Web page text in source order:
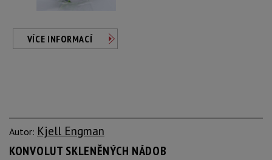
VÍCE INFORMACÍ
Autor: Kjell Engman
KONVOLUT SKLENĚNÝCH NÁDOB